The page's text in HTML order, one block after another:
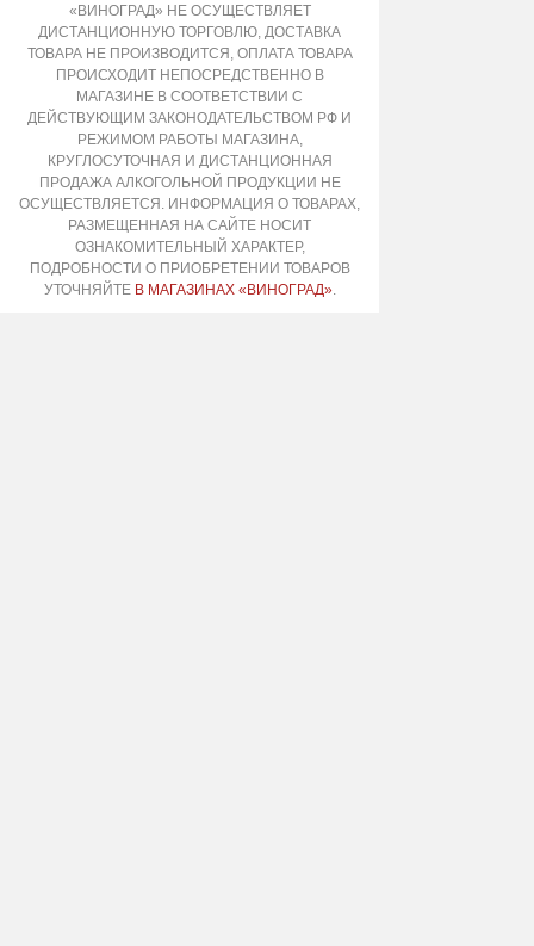
«ВИНОГРАД» НЕ ОСУЩЕСТВЛЯЕТ
ДИСТАНЦИОННУЮ ТОРГОВЛЮ, ДОСТАВКА
ТОВАРА НЕ ПРОИЗВОДИТСЯ, ОПЛАТА ТОВАРА
ПРОИСХОДИТ НЕПОСРЕДСТВЕННО В
МАГАЗИНЕ В СООТВЕТСТВИИ С
ДЕЙСТВУЮЩИМ ЗАКОНОДАТЕЛЬСТВОМ РФ И
РЕЖИМОМ РАБОТЫ МАГАЗИНА,
КРУГЛОСУТОЧНАЯ И ДИСТАНЦИОННАЯ
ПРОДАЖА АЛКОГОЛЬНОЙ ПРОДУКЦИИ НЕ
ОСУЩЕСТВЛЯЕТСЯ. ИНФОРМАЦИЯ О ТОВАРАХ,
РАЗМЕЩЕННАЯ НА САЙТЕ НОСИТ
ОЗНАКОМИТЕЛЬНЫЙ ХАРАКТЕР,
ПОДРОБНОСТИ О ПРИОБРЕТЕНИИ ТОВАРОВ
УТОЧНЯЙТЕ В МАГАЗИНАХ «ВИНОГРАД».